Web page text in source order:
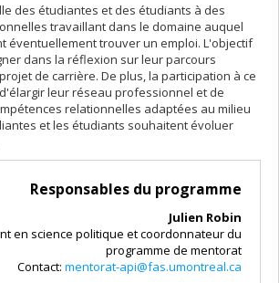
des étudiantes et des étudiants à des
travaillant dans le domaine auquel
éventuellement trouver un emploi. L'objectif
dans la réflexion sur leur parcours
de carrière. De plus, la participation à ce
leur réseau professionnel et de
relationnelles adaptées au milieu
et les étudiants souhaitent évoluer
Responsables du programme
Julien Robin
en science politique et coordonnateur du
programme de mentorat
Contact: mentorat-api@fas.umontreal.ca